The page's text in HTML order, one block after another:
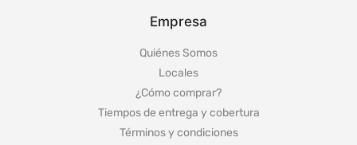
Empresa
Quiénes Somos
Locales
¿Cómo comprar?
Tiempos de entrega y cobertura
Términos y condiciones